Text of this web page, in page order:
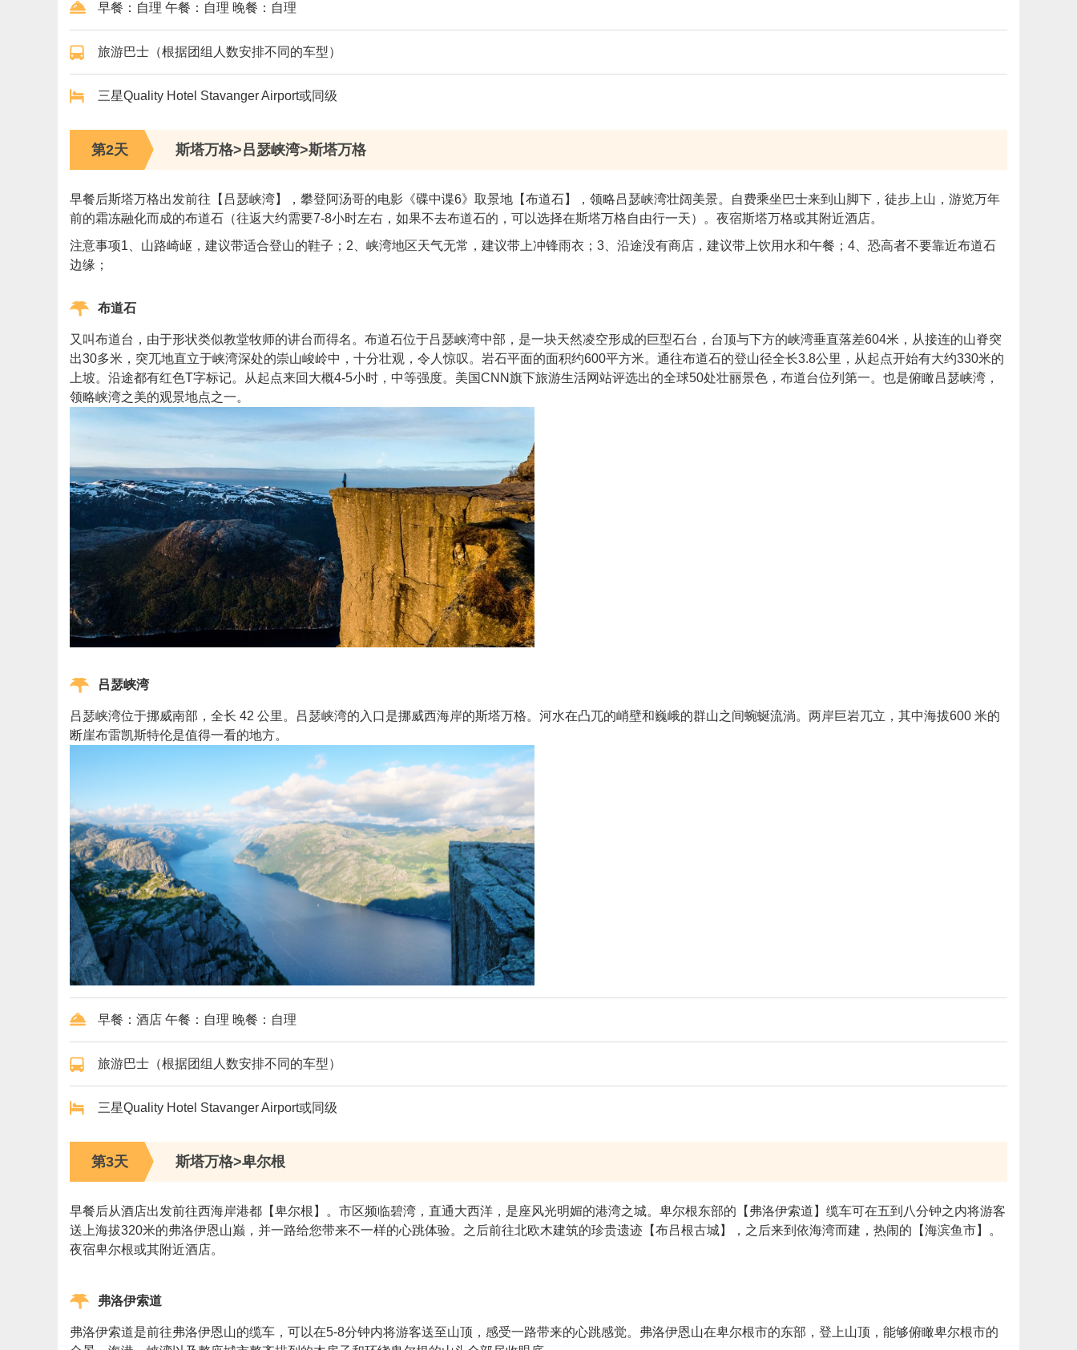
早餐：自理 午餐：自理 晚餐：自理
旅游巴士（根据团组人数安排不同的车型）
三星Quality Hotel Stavanger Airport或同级
第2天 斯塔万格>吕瑟峡湾>斯塔万格
早餐后斯塔万格出发前往【吕瑟峡湾】，攀登阿汤哥的电影《碟中谍6》取景地【布道石】，领略吕瑟峡湾壮阔美景。自费乘坐巴士来到山脚下，徒步上山，游览万年
前的霜冻融化而成的布道石（往返大约需要7-8小时左右，如果不去布道石的，可以选择在斯塔万格自由行一天）。夜宿斯塔万格或其附近酒店。
注意事项1、山路崎岖，建议带适合登山的鞋子；2、峡湾地区天气无常，建议带上冲锋雨衣；3、沿途没有商店，建议带上饮用水和午餐；4、恐高者不要靠近布道石
边缘；
布道石
又叫布道台，由于形状类似教堂牧师的讲台而得名。布道石位于吕瑟峡湾中部，是一块天然凌空形成的巨型石台，台顶与下方的峡湾垂直落差604米，从接连的山脊突
出30多米，突兀地直立于峡湾深处的崇山峻岭中，十分壮观，令人惊叹。岩石平面的面积约600平方米。通往布道石的登山径全长3.8公里，从起点开始有大约330米的
上坡。沿途都有红色T字标记。从起点来回大概4-5小时，中等强度。美国CNN旗下旅游生活网站评选出的全球50处壮丽景色，布道台位列第一。也是俯瞰吕瑟峡湾，
领略峡湾之美的观景地点之一。
吕瑟峡湾
吕瑟峡湾位于挪威南部，全长 42 公里。吕瑟峡湾的入口是挪威西海岸的斯塔万格。河水在凸兀的峭壁和巍峨的群山之间蜿蜒流淌。两岸巨岩兀立，其中海拔600 米的
断崖布雷凯斯特伦是值得一看的地方。
早餐：酒店 午餐：自理 晚餐：自理
旅游巴士（根据团组人数安排不同的车型）
三星Quality Hotel Stavanger Airport或同级
第3天 斯塔万格>卑尔根
早餐后从酒店出发前往西海岸港都【卑尔根】。市区频临碧湾，直通大西洋，是座风光明媚的港湾之城。卑尔根东部的【弗洛伊索道】缆车可在五到八分钟之内将游客
送上海拔320米的弗洛伊恩山巅，并一路给您带来不一样的心跳体验。之后前往北欧木建筑的珍贵遗迹【布吕根古城】，之后来到依海湾而建，热闹的【海滨鱼市】。
夜宿卑尔根或其附近酒店。
弗洛伊索道
弗洛伊索道是前往弗洛伊恩山的缆车，可以在5-8分钟内将游客送至山顶，感受一路带来的心跳感觉。弗洛伊恩山在卑尔根市的东部，登上山顶，能够俯瞰卑尔根市的